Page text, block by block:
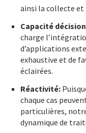
ainsi la collecte et
Capacité
charge
d’applications
exhaustive et de
éclairées.
Réactivité:
chaque cas
particulières,
dynamique de